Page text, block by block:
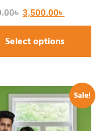
৳ 3,500.00৳
Select options
Sale!